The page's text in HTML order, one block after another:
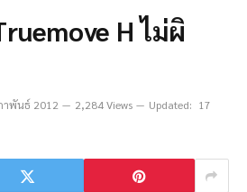
H ไม่ผิ
าพันธ์ 2012 2,284 Views Updated: 17